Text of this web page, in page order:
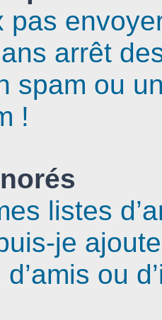
pas
arrêt
spam ou
!
listes
je
ou